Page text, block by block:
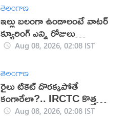
తెలంగాణ
ఇల్లు బలంగా ఉండాలంటే వాటర్
క్యూరింగ్ ఎన్ని రోజులు
చేయాలి?
Aug 08, 2026, 02:08 IST
తెలంగాణ
రైలు టికెట్ దొరక్కపోతే
కంగారేలా?.. IRCTC కొత్త
సదుపాయంతో టెన్షన్‌కు చెక్
Aug 08, 2026, 02:08 IST